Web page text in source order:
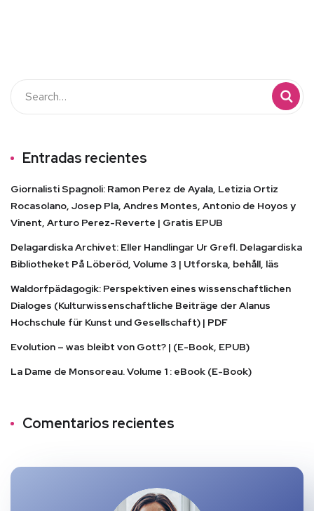
Entradas recientes
Giornalisti Spagnoli: Ramon Perez de Ayala, Letizia Ortiz
Rocasolano, Josep Pla, Andres Montes, Antonio de Hoyos y
Vinent, Arturo Perez-Reverte | Gratis EPUB
Delagardiska Archivet: Eller Handlingar Ur Grefl. Delagardiska
Bibliotheket På Löberöd, Volume 3 | Utforska, behåll, läs
Waldorfpädagogik: Perspektiven eines wissenschaftlichen
Dialoges (Kulturwissenschaftliche Beiträge der Alanus
Hochschule für Kunst und Gesellschaft) | PDF
Evolution – was bleibt von Gott? | (E-Book, EPUB)
La Dame de Monsoreau. Volume 1 : eBook (E-Book)
Comentarios recientes